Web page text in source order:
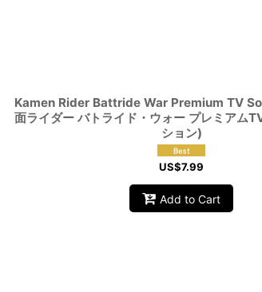
Kamen Rider Battride War Premium TV
面ライダー バトライド・ウォー プレミアム
ション)
US$7.99
Add to Cart